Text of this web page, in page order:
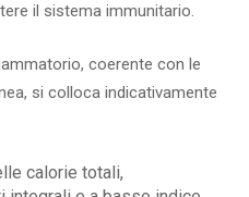
il sistema immunitario.
coerente con le
si colloca indicativamente
calorie totali,